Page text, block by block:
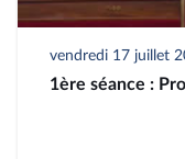
vendredi 17 juillet
1ère séance :